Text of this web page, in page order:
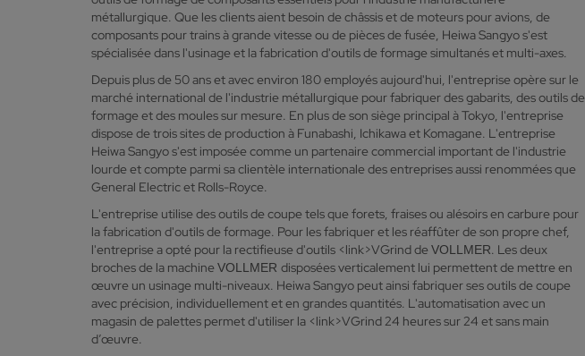
métallurgique. Que les clients aient besoin de châssis et de moteurs pour avions, de
composants pour trains à grande vitesse ou de pièces de fusée, Heiwa Sangyo s'est
spécialisée dans l'usinage et la fabrication d'outils de formage simultanés et multi-axes.
Depuis plus de 50 ans et avec environ 180 employés aujourd'hui, l'entreprise opère sur le
marché international de l'industrie métallurgique pour fabriquer des gabarits, des outils de
formage et des moules sur mesure. En plus de son siège principal à Tokyo, l'entreprise
dispose de trois sites de production à Funabashi, Ichikawa et Komagane. L'entreprise
Heiwa Sangyo s'est imposée comme un partenaire commercial important de l'industrie
lourde et compte parmi sa clientèle internationale des entreprises aussi renommées que
General Electric et Rolls-Royce.
L'entreprise utilise des outils de coupe tels que forets, fraises ou alésoirs en carbure pour
la fabrication d'outils de formage. Pour les fabriquer et les réaffûter de son propre chef,
l'entreprise a opté pour la rectifieuse d'outils <link>VGrind de VOLLMER . Les deux
broches de la machine VOLLMER disposées verticalement lui permettent de mettre en
œuvre un usinage multi-niveaux. Heiwa Sangyo peut ainsi fabriquer ses outils de coupe
avec précision, individuellement et en grandes quantités. L'automatisation avec un
magasin de palettes permet d'utiliser la <link>VGrind 24 heures sur 24 et sans main
d’œuvre.